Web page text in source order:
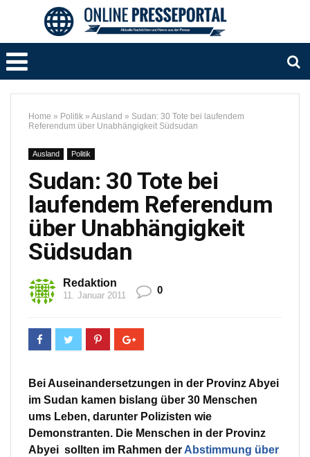
Home » Politik » Ausland » Sudan: 30 Tote bei laufendem
Referendum über Unabhängigkeit Südsudan
Ausland Politik
Sudan: 30 Tote bei
laufendem Referendum
über Unabhängigkeit
Südsudan
Redaktion
11. Januar 2011 0
Bei Auseinandersetzungen in der Provinz Abyei
im Sudan kamen bislang über 30 Menschen
ums Leben, darunter Polizisten wie
Demonstranten. Die Menschen in der Provinz
Abyei sollten im Rahmen der Abstimmung über